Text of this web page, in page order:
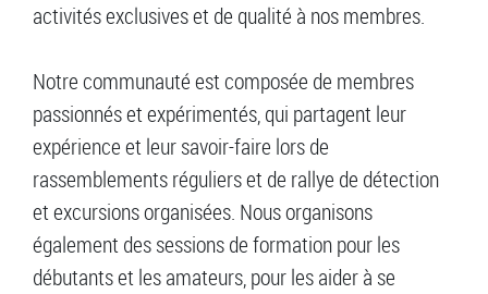
activités exclusives et de qualité à nos membres.
Notre communauté est composée de membres
passionnés et expérimentés, qui partagent leur
expérience et leur savoir-faire lors de
rassemblements réguliers et de rallye de détection
et excursions organisées. Nous organisons
également des sessions de formation pour les
débutants et les amateurs, pour les aider à se